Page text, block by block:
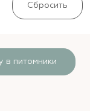
Сбросить
в питомники